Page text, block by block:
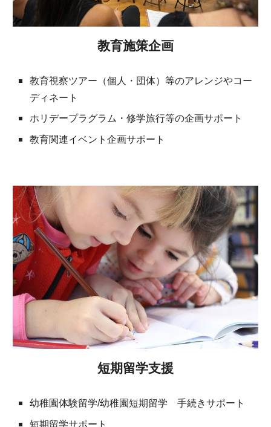
教育施策企画
教育視察ツアー（個人・団体）等のアレンジやコー
ディネート
ホリデープラグラム・修学旅行等の企画サポート
教育関連イベント企画サポート
短期留学支援
幼稚園体験留学/幼稚園短期留学 手続きサポート
短期留学サポート